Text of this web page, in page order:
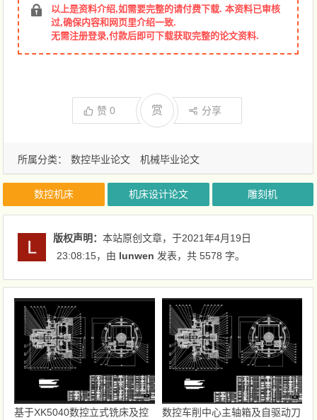
以上是资料介绍,如需要完整的请付费下载. 本资料已审核
过,确保内容和网页里介绍一致.
无需注册登录,付款后即可下载获取完整的论文资料.
赞0 赏 分享
所属分类： 数控毕业论文 机械毕业论文
数控机床 机床设计论文 雕刻机
版权声明：本站原创文章，于2021年4月19日
23:08:15，由 lunwen 发表，共 5578 字。
基于XK5040数控立式铣床及控
数控车削中心主轴箱及自驱动刀